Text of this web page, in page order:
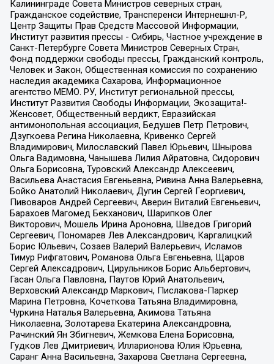
Калининграде Совета Министров северных стран,
Гражданское содействие, Трансперенси Интернешнл-Р,
Центр Защиты Прав Средств Массовой Информации,
Институт развития прессы - Сибирь, Частное учреждение в
Санкт-Петербурге Совета Министров Северных Стран,
Фонд поддержки свободы прессы, Гражданский контроль,
Человек и Закон, Общественная комиссия по сохранению
наследия академика Сахарова, Информационное
агентство МЕМО. РУ, Институт региональной прессы,
Институт Развития Свободы Информации, Экозащита!-
Женсовет, Общественный вердикт, Евразийская
антимонопольная ассоциация, Бедушев Петр Петрович,
Дзугкоева Регина Николаевна, Кривенко Сергей
Владимирович, Милославский Павел Юрьевич, Шнырова
Ольга Вадимовна, Чанышева Лилия Айратовна, Сидорович
Ольга Борисовна, Туровский Александр Алексеевич,
Васильева Анастасия Евгеньевна, Ривина Анна Валерьевна,
Бойко Анатолий Николаевич, Дугин Сергей Георгиевич,
Пивоваров Андрей Сергеевич, Аверин Виталий Евгеньевич,
Барахоев Магомед Бекханович, Шарипков Олег
Викторович, Мошель Ирина Ароновна, Шведов Григорий
Сергеевич, Пономарев Лев Александрович, Каргалицкий
Борис Юльевич, Созаев Валерий Валерьевич, Исламов
Тимур Рифгатович, Романова Ольга Евгеньевна, Щаров
Сергей Алексадрович, Цирульников Борис Альбертович,
Гасан Ольга Павловна, Паутов Юрий Анатольевич,
Верховский Александр Маркович, Пислакова-Паркер
Марина Петровна, Кочеткова Татьяна Владимировна,
Чуркина Наталья Валерьевна, Акимова Татьяна
Николаевна, Золотарева Екатерина Александровна,
Рачинский Ян Збигневич, Жемкова Елена Борисовна,
Гудков Лев Дмитриевич, Илларионова Юлия Юрьевна,
Саранг Анна Васильевна, Захарова Светлана Сергеевна,